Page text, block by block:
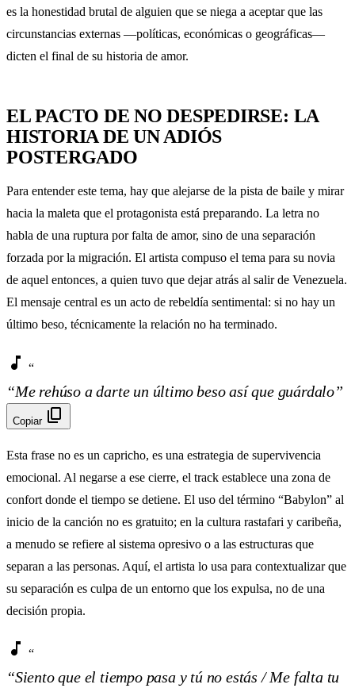
es la honestidad brutal de alguien que se niega a aceptar que las
circunstancias externas —políticas, económicas o geográficas—
dicten el final de su historia de amor.
EL PACTO DE NO DESPEDIRSE: LA
HISTORIA DE UN ADIÓS
POSTERGADO
Para entender este tema, hay que alejarse de la pista de baile y mirar
hacia la maleta que el protagonista está preparando. La letra no
habla de una ruptura por falta de amor, sino de una separación
forzada por la migración. El artista compuso el tema para su novia
de aquel entonces, a quien tuvo que dejar atrás al salir de Venezuela.
El mensaje central es un acto de rebeldía sentimental: si no hay un
último beso, técnicamente la relación no ha terminado.
music_note “
“Me rehúso a darte un último beso así que guárdalo”
Copiar content_copy
Esta frase no es un capricho, es una estrategia de supervivencia
emocional. Al negarse a ese cierre, el track establece una zona de
confort donde el tiempo se detiene. El uso del término “Babylon” al
inicio de la canción no es gratuito; en la cultura rastafari y caribeña,
a menudo se refiere al sistema opresivo o a las estructuras que
separan a las personas. Aquí, el artista lo usa para contextualizar que
su separación es culpa de un entorno que los expulsa, no de una
decisión propia.
music_note “
“Siento que el tiempo pasa y tú no estás / Me falta tu